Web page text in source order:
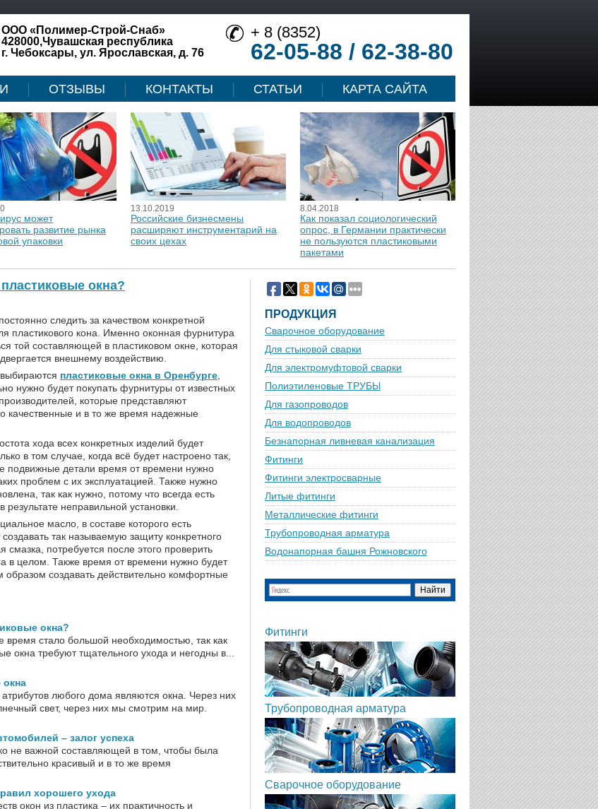
ООО «Полимер-Строй-Снаб»
428000,Чувашская республика
г. Чебоксары, ул. Ярославская, д. 76
+ 8 (8352)
62-05-88 / 62-38-80
ОТЗЫВЫ КОНТАКТЫ СТАТЬИ КАРТА САЙТА
может
развитие рынка
упаковки
13.10.2019
Российские бизнесмены
расширяют инструментарий на
своих цехах
8.04.2018
Как показал социологический
опрос, в Германии практически
не пользуются пластиковыми
пакетами
окна?
следить за качеством конкретной
пластикового кона. Именно оконная фурнитура
той составляющей в пластиковом окне, которая
внешнему воздействию.
выбираются пластиковые окна в Оренбурге
нужно будет покупать фурнитуры от известных
которые представляют
качественные и в то же время надежные
хода всех конкретных изделий будет
в том случае, когда всё будет настроено так,
подвижные детали время от времени нужно
проблем с их эксплуатацией. Также нужно
так как нужно, потому что всегда есть
неправильной установки.
масло, в составе которого есть
так называемую защиту конкретного
потребуется после этого проверить
в целом. Также время от времени нужно будет
образом создавать действительно комфортные
окна?
время стало большой необходимостью, так как
окна требуют тщательного ухода и негодны в...
любого дома являются окна. Через них
свет, через них мы смотрим на мир.
– залог успеха
не важной составляющей в том, чтобы была
красивый и в то же время
хорошего ухода
окон из пластика – их практичность и
ПРОДУКЦИЯ
Сварочное оборудование
Для стыковой сварки
Для электромуфтовой сварки
Полиэтиленовые ТРУБЫ
Для газопроводов
Для водопроводов
Безнапорная ливневая канализация
Фитинги
Фитинги электросварные
Литые фитинги
Металлические фитинги
Трубопроводная арматура
Водонапорная башня Рожновского
Фитинги
Трубопроводная арматура
Сварочное оборудование